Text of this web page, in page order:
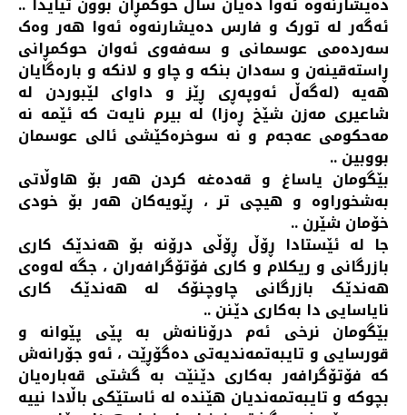
ئەگەر لە تورک و فارس دەیشارنەوە ئەوا هەر وەک
سەردەمی عوسمانی و سەفەوی ئەوان حوکمڕانی
ڕاستەقینەن و سەدان بنکە و چاو و لانکە و بارەگایان
هەیە (لەگەڵ ئەوپەڕی ڕێز و داوای لێبوردن لە
شاعیری مەزن شێخ ڕەزا) لە بیرم نایەت کە ئێمە نە
مەحکومی عەجەم و نە سوخرەکێشی ئالی عوسمان
بووبین ..
بێگومان یاساغ و قەدەغە کردن هەر بۆ هاوڵاتی
بەشخوراوە و هیچی تر ، ڕێویەکان هەر بۆ خودی
خۆمان شێرن ..
جا لە ئێستادا ڕۆڵ ڕۆڵی درۆنە بۆ هەندێک کاری
بازرگانی و ریکلام و کاری فۆتۆگرافەران ، جگە لەوەی
هەندێک بازرگانی چاوچنۆک لە هەندێک کاری
نایاسایی دا بەکاری دێنن ..
بێگومان نرخی ئەم درۆنانەش بە پێی پێوانە و
قورسایی و تایبەتمەندیەتی دەگۆڕێت ، ئەو جۆرانەش
کە فۆتۆگرافەر بەکاری دێنێت بە گشتی قەبارەیان
بچوکە و تایبەتمەندیان هێندە لە ئاستێکی باڵادا نییە